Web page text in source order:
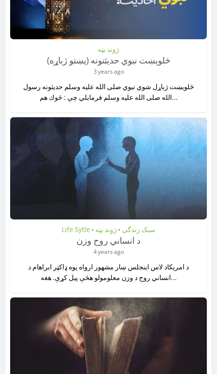
ژوند بڼه
څلوېښت نبوي حدیثنونه (پښتو ژباړه)
3 years ago
څلويښت ژباړل شوي نبوي صلى الله عليه وسلم حديثونه رسول
الله صلى الله عليه وسلم فرمايلي چې : څوك هم...
Life Sytle • ژوند بڼه • سبک زندگی
د انساني روح وزن
4 years ago
د امریکاد لاس اینجلس ښار مشهور ارواه پوه ډاکټر ابراهام د
انساني روح د وزن معلومولو هڅې پيل کړې. هغه...